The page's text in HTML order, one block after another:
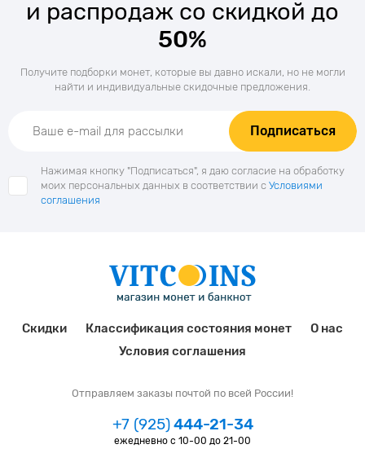
и распродаж со скидкой до
50%
Получите подборки монет, которые вы давно искали, но не могли
найти и индивидуальные скидочные предложения.
Подписаться
Нажимая кнопку "Подписаться", я даю согласие на обработку
моих персональных данных в соответствии с Условиями
соглашения
Скидки Классификация состояния монет
О нас
Условия соглашения
Отправляем заказы почтой по всей России!
+7 (925)444-21-34
ежедневно с 10-00 до 21-00